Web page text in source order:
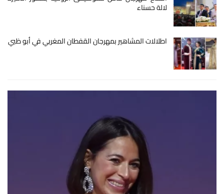
لالة حسناء
اطلالات المشاهير بمهرجان القفطان المغربي في أبو ظبي